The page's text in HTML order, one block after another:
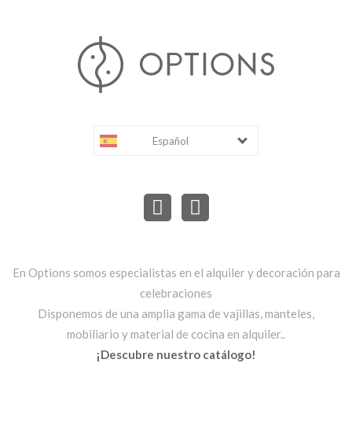
Español
En Options somos especialistas en el alquiler y decoración para
celebraciones
Disponemos de una amplia gama de vajillas, manteles,
mobiliario y material de cocina en alquiler..
¡Descubre nuestro catálogo!